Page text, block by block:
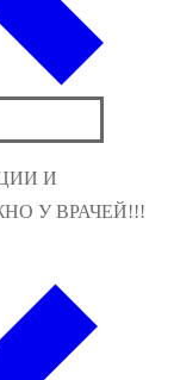
И
У ВРАЧЕЙ!!!